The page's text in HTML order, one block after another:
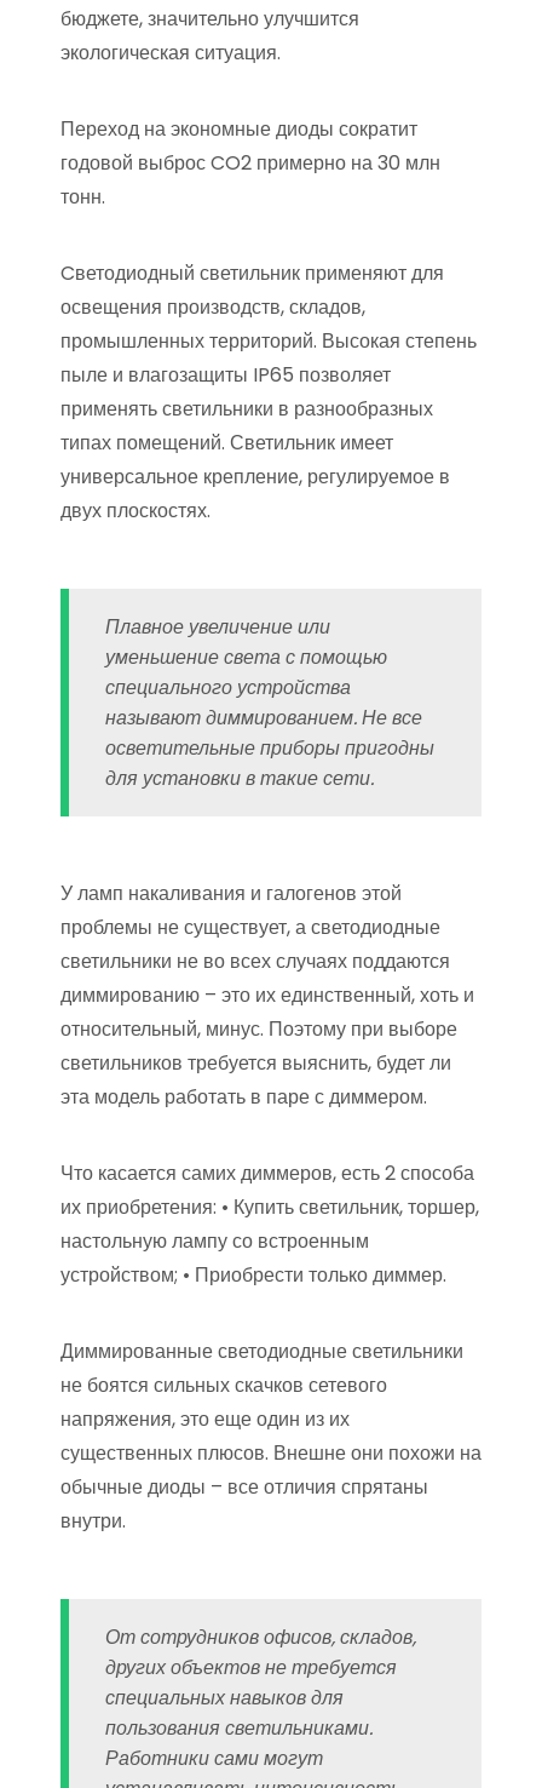
бюджете, значительно улучшится
экологическая ситуация.
Переход на экономные диоды сократит
годовой выброс CO2 примерно на 30 млн
тонн.
Cветодиодный светильник применяют для
освещения производств, складов,
промышленных территорий. Высокая степень
пыле и влагозащиты IP65 позволяет
применять светильники в разнообразных
типах помещений. Светильник имеет
универсальное крепление, регулируемое в
двух плоскостях.
Плавное увеличение или
уменьшение света с помощью
специального устройства
называют диммированием. Не все
осветительные приборы пригодны
для установки в такие сети.
У ламп накаливания и галогенов этой
проблемы не существует, а светодиодные
светильники не во всех случаях поддаются
диммированию – это их единственный, хоть и
относительный, минус. Поэтому при выборе
светильников требуется выяснить, будет ли
эта модель работать в паре с диммером.
Что касается самих диммеров, есть 2 способа
их приобретения: • Купить светильник, торшер,
настольную лампу со встроенным
устройством; • Приобрести только диммер.
Диммированные светодиодные светильники
не боятся сильных скачков сетевого
напряжения, это еще один из их
существенных плюсов. Внешне они похожи на
обычные диоды – все отличия спрятаны
внутри.
От сотрудников офисов, складов,
других объектов не требуется
специальных навыков для
пользования светильниками.
Работники сами могут